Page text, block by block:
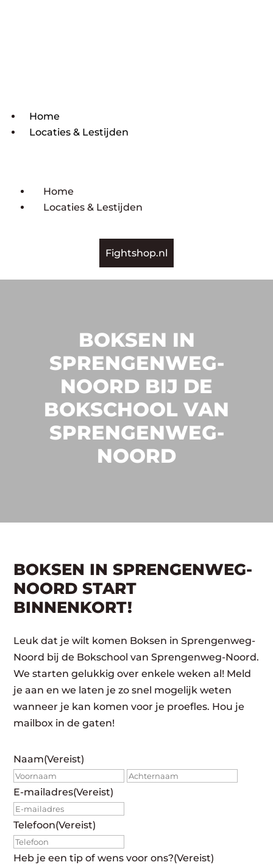
Home
Locaties & Lestijden
Home
Locaties & Lestijden
Fightshop.nl
BOKSEN IN
SPRENGENWEG-
NOORD BIJ DE
BOKSCHOOL VAN
SPRENGENWEG-
NOORD
BOKSEN IN SPRENGENWEG-
NOORD START
BINNENKORT!
Leuk dat je wilt komen Boksen in Sprengenweg-
Noord bij de Bokschool van Sprengenweg-Noord.
We starten gelukkig over enkele weken al! Meld
je aan en we laten je zo snel mogelijk weten
wanneer je kan komen voor je proefles. Hou je
mailbox in de gaten!
Naam(Vereist)
Voornaam
E-mailadres(Vereist)
Telefoon(Vereist)
Heb je een tip of wens voor ons?(Vereist)